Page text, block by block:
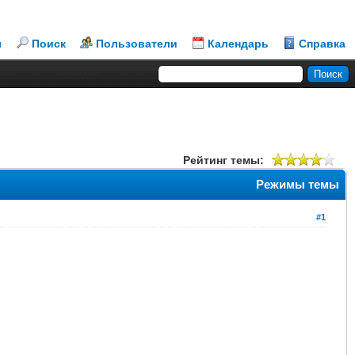
Поиск Пользователи Календарь Справка
Рейтинг темы:
Режимы темы
#1